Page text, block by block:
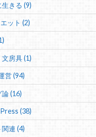
きる (9)
ット (2)
房具 (1)
営 (94)
(16)
(38)
連 (4)